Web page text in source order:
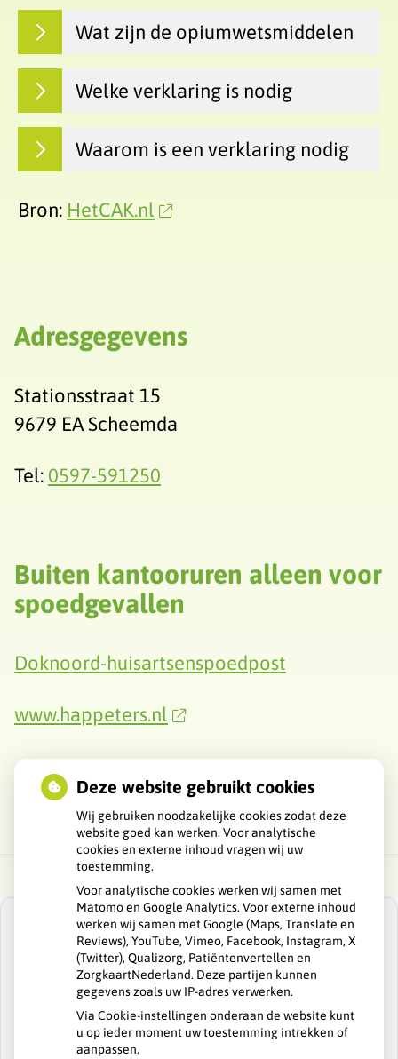
Wat zijn de opiumwetsmiddelen
Welke verklaring is nodig
Waarom is een verklaring nodig
Bron: HetCAK.nl
Adresgegevens
Stationsstraat 15
9679 EA Scheemda
Tel: 0597-591250
Buiten kantooruren alleen voor
spoedgevallen
Doknoord-huisartsenspoedpost
www.happeters.nl
U heeft geen toestemming gegeven voor
externe inhoud die nodig is om dit te
zien.
Cookie-instellingen wijzigen
Deze website gebruikt cookies
Wij gebruiken noodzakelijke cookies zodat deze
website goed kan werken. Voor analytische
cookies en externe inhoud vragen wij uw
toestemming.
Voor analytische cookies werken wij samen met
Matomo en Google Analytics. Voor externe inhoud
werken wij samen met Google (Maps, Translate en
Reviews), YouTube, Vimeo, Facebook, Instagram, X
(Twitter), Qualizorg, Patiëntenvertellen en
ZorgkaartNederland. Deze partijen kunnen
gegevens zoals uw IP-adres verwerken.
Via Cookie-instellingen onderaan de website kunt
u op ieder moment uw toestemming intrekken of
aanpassen.